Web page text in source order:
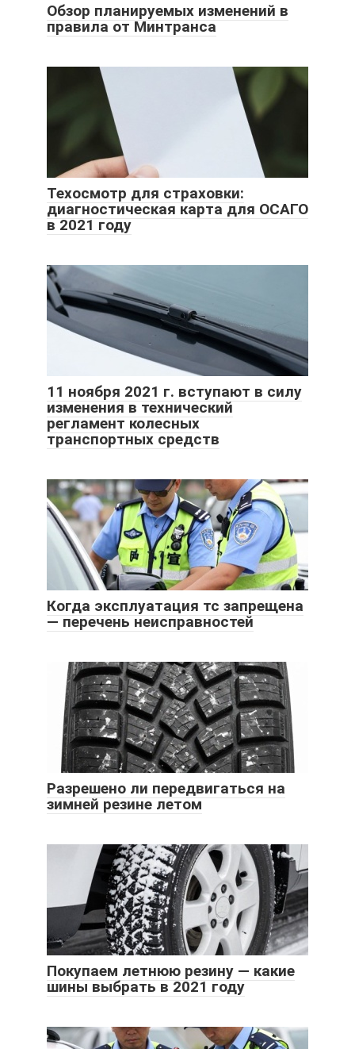
Обзор планируемых изменений в
правила от Минтранса
Техосмотр для страховки:
диагностическая карта для ОСАГО
в 2021 году
11 ноября 2021 г. вступают в силу
изменения в технический
регламент колесных
транспортных средств
Когда эксплуатация тс запрещена
— перечень неисправностей
Разрешено ли передвигаться на
зимней резине летом
Покупаем летнюю резину — какие
шины выбрать в 2021 году